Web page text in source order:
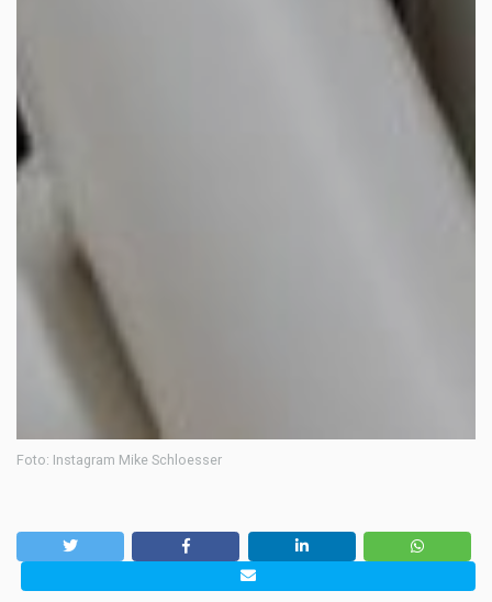
Foto: Instagram Mike Schloesser